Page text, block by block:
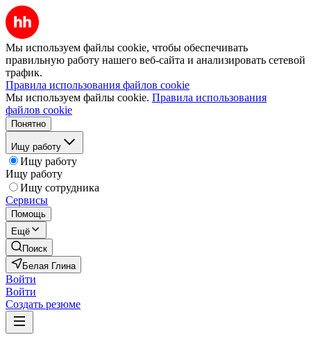
Мы используем файлы cookie, чтобы обеспечивать
правильную работу нашего веб-сайта и анализировать сетевой
трафик.
Правила использования файлов cookie
Мы используем файлы cookie. Правила использования
файлов cookie
Понятно
Ищу работу
Ищу работу
Ищу работу
Ищу сотрудника
Сервисы
Помощь
Ещё
Поиск
Белая Глина
Войти
Войти
Создать резюме